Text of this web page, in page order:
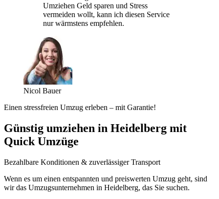
Umziehen Geld sparen und Stress
vermeiden wollt, kann ich diesen Service
nur wärmstens empfehlen.
Nicol Bauer
Einen stressfreien Umzug erleben – mit Garantie!
Günstig umziehen in Heidelberg mit
Quick Umzüge
Bezahlbare Konditionen & zuverlässiger Transport
Wenn es um einen entspannten und preiswerten Umzug geht, sind
wir das Umzugsunternehmen in Heidelberg, das Sie suchen.